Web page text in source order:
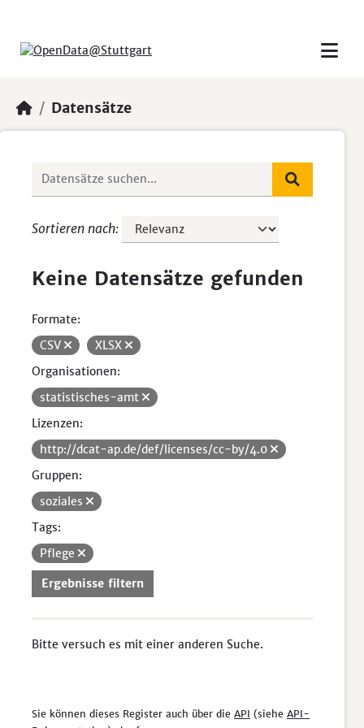
Datensätze
Sortieren nach
Keine Datensätze gefunden
Formate:
CSV
XLSX
Organisationen:
statistisches-amt
Lizenzen:
http://dcat-ap.de/def/licenses/cc-by/4.0
Gruppen:
soziales
Tags:
Pflege
Ergebnisse filtern
Bitte versuch es mit einer anderen Suche.
Sie können dieses Register auch über die API (siehe API-